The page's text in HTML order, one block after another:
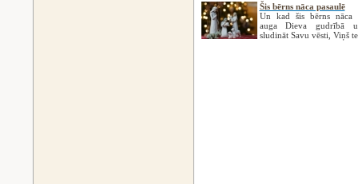
Šis bērns nāca pasaulē
Un kad šis bērns nāca
auga Dieva gudrībā
sludināt Savu vēsti, Viņš